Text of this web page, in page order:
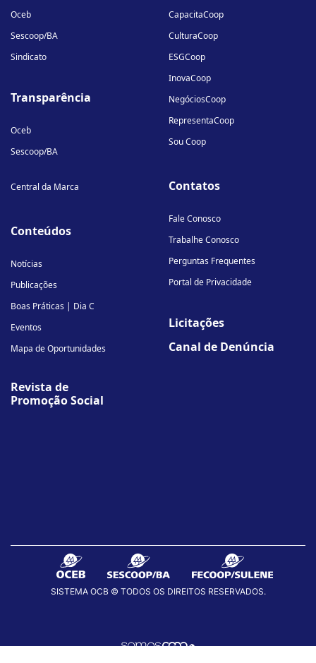
Oceb
Sescoop/BA
Sindicato
Transparência
Oceb
Sescoop/BA
Central da Marca
Conteúdos
Notícias
Publicações
Boas Práticas | Dia C
Eventos
Mapa de Oportunidades
Revista de
Promoção Social
CapacitaCoop
CulturaCoop
ESGCoop
InovaCoop
NegóciosCoop
RepresentaCoop
Sou Coop
Contatos
Fale Conosco
Trabalhe Conosco
Perguntas Frequentes
Portal de Privacidade
Licitações
Canal de Denúncia
SISTEMA OCB © TODOS OS DIREITOS RESERVADOS.